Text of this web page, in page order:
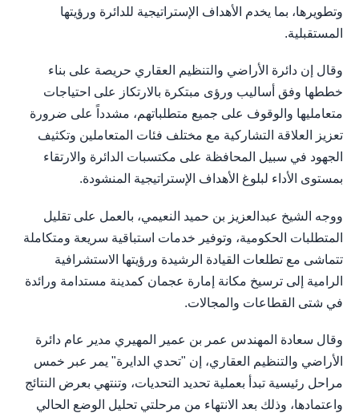
وتطويرها، بما يخدم الأهداف الإستراتيجية للدائرة ورؤيتها
المستقبلية.
وقال إن دائرة الأراضي والتنظيم العقاري حريصة على بناء
خططها وفق أساليب ورؤى مبتكرة بالارتكاز على احتياجات
متعامليها والوقوف على جميع متطلباتهم، مشدداً على ضرورة
تعزيز العلاقة التشاركية مع مختلف فئات المتعاملين وتكثيف
الجهود في سبيل المحافظة على مكتسبات الدائرة والارتقاء
بمستوى الأداء لبلوغ الأهداف الإستراتيجية المنشودة.
ووجه الشيخ عبدالعزيز بن حميد النعيمي، بالعمل على تقليل
المتطلبات الحكومية، وتوفير خدمات استباقية سريعة ومتكاملة
تتماشى مع تطلعات القيادة الرشيدة ورؤيتها الاستشرافية
الرامية إلى ترسيخ مكانة إمارة عجمان كمدينة مستدامة ورائدة
في شتى القطاعات والمجالات.
وقال سعادة المهندس عمر بن عمير المهيري مدير عام دائرة
الأراضي والتنظيم العقاري، إن "تحدي الدايرة" يمر عبر خمس
مراحل رئيسية تبدأ بعملية تحديد التحديات، وتنتهي بعرض النتائج
واعتمادها، وذلك بعد الانتهاء من مرحلتي تحليل الوضع الحالي